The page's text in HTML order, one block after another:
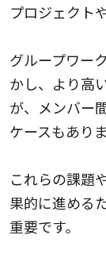
プロジェクト
グループワー
かし、より高
が、メンバー
ケースもありま
これらの課題
果的に進める
重要です。